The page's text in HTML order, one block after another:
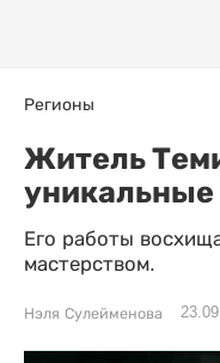
Регионы
Житель
уникальные
Его работы
мастерством.
Нэля Сулейменова